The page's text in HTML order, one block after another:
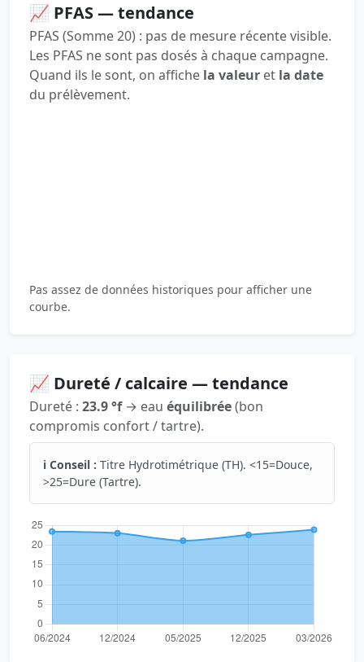
📈 PFAS — tendance
PFAS (Somme 20) : pas de mesure récente visible.
Les PFAS ne sont pas dosés à chaque campagne.
Quand ils le sont, on affiche la valeur et la date
du prélèvement.
Pas assez de données historiques pour afficher une
courbe.
📈 Dureté / calcaire — tendance
Dureté : 23.9 °f→ eau équilibrée(bon
compromis confort / tartre).
ℹ️ Conseil : Titre Hydrotimétrique (TH). <15=Douce,
>25=Dure (Tartre).